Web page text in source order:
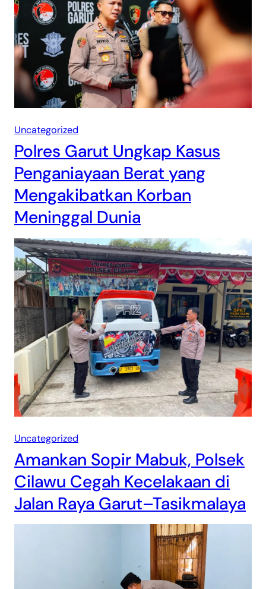
Uncategorized
Polres Garut Ungkap Kasus
Penganiayaan Berat yang
Mengakibatkan Korban
Meninggal Dunia
Uncategorized
Amankan Sopir Mabuk, Polsek
Cilawu Cegah Kecelakaan di
Jalan Raya Garut–Tasikmalaya